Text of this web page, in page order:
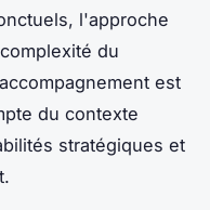
l'approche
du
est
du contexte
stratégiques et